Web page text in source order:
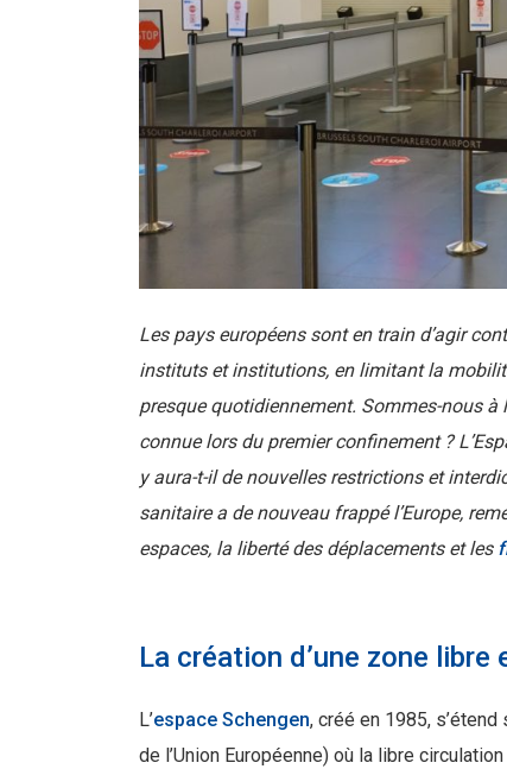
Les pays européens sont en train d’agir
instituts et institutions, en limitant la
presque quotidiennement. Sommes-nous à
connue lors du premier confinement ?
y aura-t-il de nouvelles restrictions et
sanitaire a de nouveau frappé l’Europe,
espaces, la liberté des déplacements et les
La création d’une zone libre
L’espace Schengen, créé en 1985,
de l’Union Européenne) où la libre